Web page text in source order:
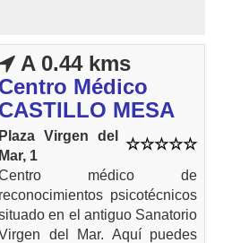
A 0.44 kms
Centro Médico
CASTILLO MESA
Plaza Virgen del
Mar, 1
médico de
reconocimientos psicotécnicos
en el antiguo Sanatorio
del Mar. Aquí puedes